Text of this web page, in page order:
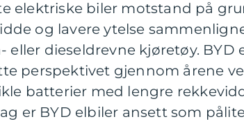
elektriske biler motstand på
og lavere ytelse
eller dieseldrevne kjøretøy.
perspektivet gjennom årene
batterier med lengre
er BYD elbiler ansett som